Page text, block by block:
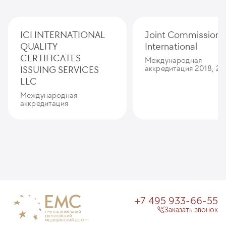
ICI INTERNATIONAL
QUALITY
CERTIFICATES
ISSUING SERVICES
LLC
Международная
аккредитация
Joint Commission
International
Международная
аккредитация 2018,
+7 495 933-66-55
Заказать звонок